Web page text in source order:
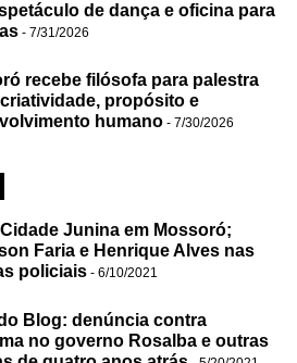
de dança e oficina para
- 7/31/2026
recebe filósofa para palestra
propósito e
humano - 7/30/2026
Junina em Mossoró;
Faria e Henrique Alves nas
policiais - 6/10/2021
Blog: denúncia contra
no governo Rosalba e outras